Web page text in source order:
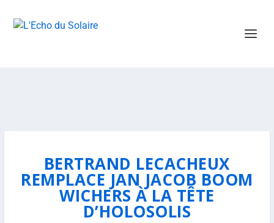
BERTRAND LECACHEUX
REMPLACE JAN JACOB BOOM
WICHERS À LA TÊTE
D’HOLOSOLIS